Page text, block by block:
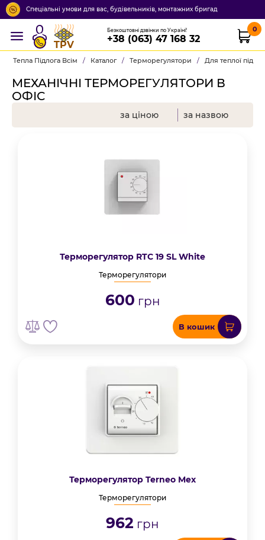
Спеціальні умови для вас, будівельників, монтажних бригад
TPV
Безкоштовні дзвінки по Україні!
+38 (063) 47 168 32
0
Тепла Підлога Всім / Каталог / Терморегулятори / Для теплої
МЕХАНІЧНІ ТЕРМОРЕГУЛЯТОРИ В
ОФІС
за ціною за назвою
Терморегулятор RTC 19 SL White
Терморегулятори
600 грн
В кошик
Терморегулятор Terneo Mex
Терморегулятори
962 грн